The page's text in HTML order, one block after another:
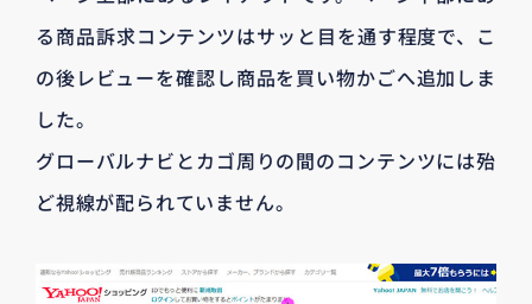
る商品訴求コンテンツはサッと目を通す程度で、こ
の後レビューを確認し商品を買い物かごへ追加しま
した。
グローバルナビとカゴ周りの間のコンテンツには殆
ど視線が配られていません。